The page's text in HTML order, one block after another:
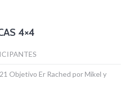
4×4
Objetivo Er Rached por Mikel y